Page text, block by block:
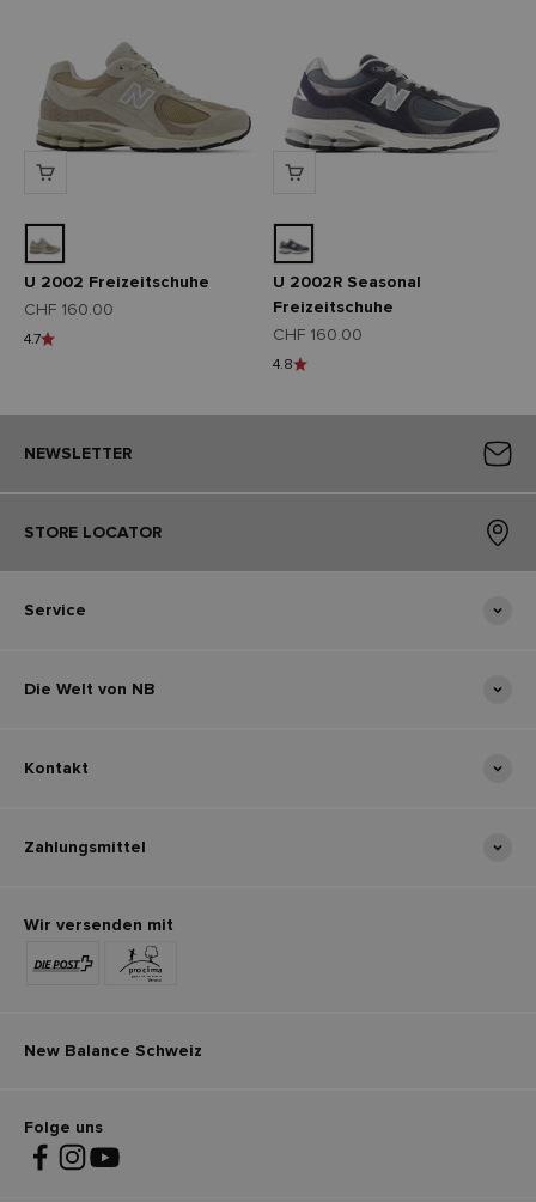
U 2002 Freizeitschuhe
Angebot
CHF 160.00
4.7
U 2002R Seasonal
Freizeitschuhe
Angebot
CHF 160.00
4.8
NEWSLETTER
STORE LOCATOR
Service
Die Welt von NB
Kontakt
New Balance Schweiz
Folge uns
Wir versenden mit
Zahlungsmittel